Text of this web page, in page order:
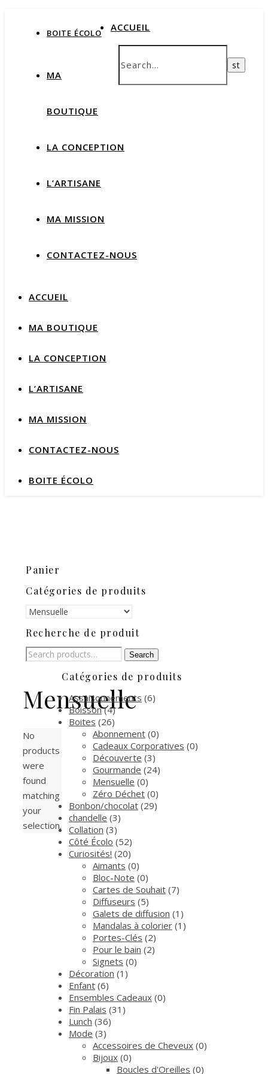
BOITE ÉCOLO ACCUEIL
MA
BOUTIQUE
LA CONCEPTION
L’ARTISANE
MA MISSION
CONTACTEZ-NOUS
ACCUEIL
MA BOUTIQUE
LA CONCEPTION
L’ARTISANE
MA MISSION
CONTACTEZ-NOUS
BOITE ÉCOLO
Panier
Catégories de produits
Recherche de produit
Search
for:
Search
Mensuelle
No
products
were
found
matching
your
selection.
Catégories de produits
Assaisonnements (6)
Boisson (4)
Boites (26)
Abonnement (0)
Cadeaux Corporatives (0)
Découverte (3)
Gourmande (24)
Mensuelle (0)
Zéro Déchet (0)
Bonbon/chocolat (29)
chandelle (3)
Collation (3)
Côté Écolo (52)
Curiosités! (20)
Aimants (0)
Bloc-Note (0)
Cartes de Souhait (7)
Diffuseurs (5)
Galets de diffusion (1)
Mandalas à colorier (1)
Portes-Clés (2)
Pour le bain (2)
Signets (0)
Décoration (1)
Enfant (6)
Ensembles Cadeaux (0)
Fin Palais (31)
Lunch (36)
Mode (3)
Accessoires de Cheveux (0)
Bijoux (0)
Boucles d'Oreilles (0)